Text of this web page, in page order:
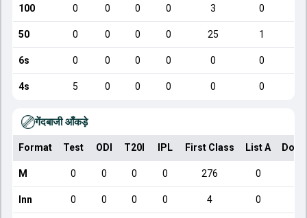
100 0 0 0 0 3 0
50 0 0 0 0 25 1
6s 0 0 0 0 0 0
4s 5 0 0 0 0 0
गेंदबाजी आँकड़े
Format Test ODI T20I IPL First Class List A
M 0 0 0 0 276 0
Inn 0 0 0 0 4 0